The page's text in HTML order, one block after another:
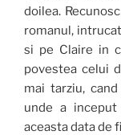
doilea.
romanul,
si pe Claire in
povestea celui
mai tarziu,
unde a
aceasta data de